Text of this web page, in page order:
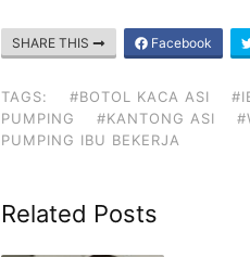
SHARE THIS Facebook
TAGS: #BOTOL KACA ASI
PUMPING
#KANTONG ASI
PUMPING IBU BEKERJA
Related Posts